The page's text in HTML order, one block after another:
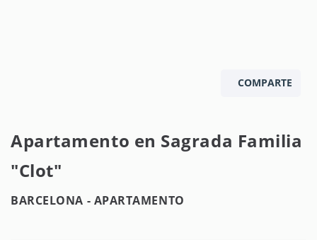
COMPARTE
Apartamento en Sagrada Familia
"Clot"
BARCELONA - APARTAMENTO